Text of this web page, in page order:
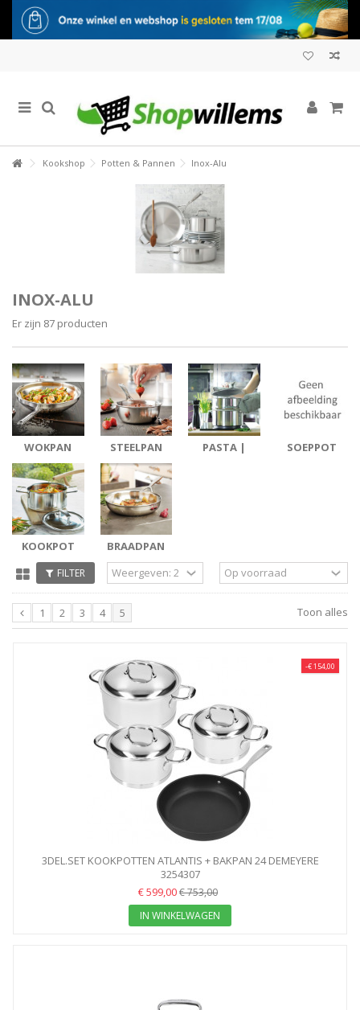
Kookshop Potten & Pannen Inox-Alu
INOX-ALU
Er zijn 87 producten
WOKPAN STEELPAN
PASTA |
SOEPPOT
KOOKPOT BRAADPAN
FILTER
Toon alles
1 2 3 4 5
-€ 154,00
3DEL.SET KOOKPOTTEN ATLANTIS + BAKPAN 24 DEMEYERE
DURASLIDE
3254307
€ 599,00€ 753,00
IN WINKELWAGEN